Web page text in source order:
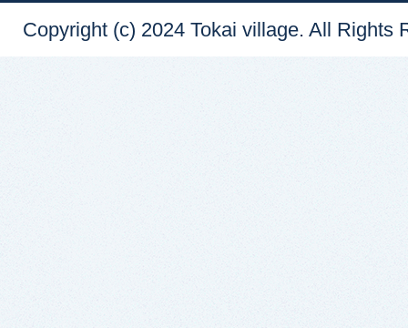
Copyright (c) 2024 Tokai village. All Rights